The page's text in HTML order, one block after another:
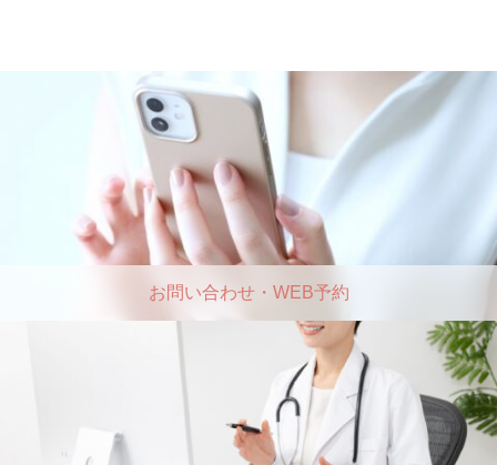
お問い合わせ・WEB予約